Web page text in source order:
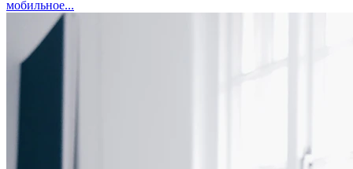
мобильное...